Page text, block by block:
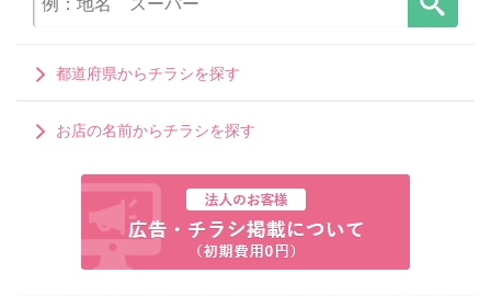
都道府県からチラシを探す
お店の名前からチラシを探す